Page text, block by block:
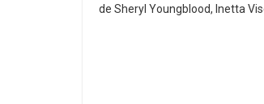
de Sheryl Youngblood, Inetta